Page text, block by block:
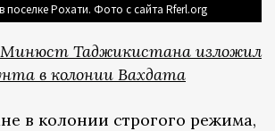
поселке Рохати. Фото с сайта Rferl.org
Минюст Таджикистана изложил
в колонии Вахдата
в колонии строгого режима,